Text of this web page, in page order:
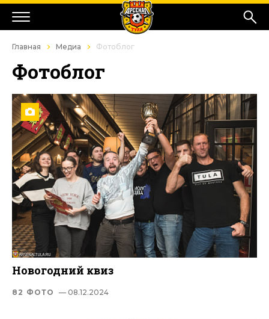
Главная Медиа Фотоблог
Фотоблог
Новогодний квиз
82 ФОТО — 08.12.2024